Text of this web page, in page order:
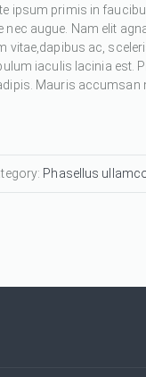
ipsum primis in
nec augue. Nam elit
vitae,dapibus ac,
iaculis lacinia est.
Mauris accumsan
Phasellus